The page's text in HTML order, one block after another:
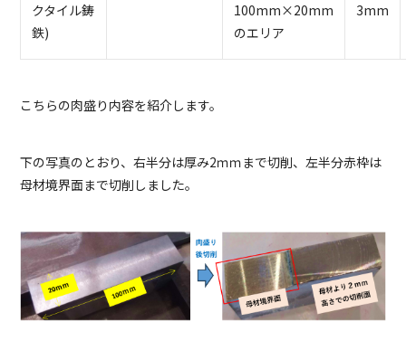
クタイル鋳
鉄)
100mm×20mm
のエリア
3mm
こちらの肉盛り内容を紹介します。
下の写真のとおり、右半分は厚み2ｍｍまで切削、左半分赤枠は
母材境界面まで切削しました。